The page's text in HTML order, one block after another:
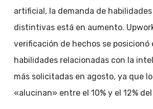
artificial, la demanda de
distintivas está en aumento.
verificación de hechos se posicionó
habilidades relacionadas con la
más solicitadas en agosto, ya que
«alucinan» entre el 10% y el 12%